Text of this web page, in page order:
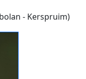
- Kerspruim)